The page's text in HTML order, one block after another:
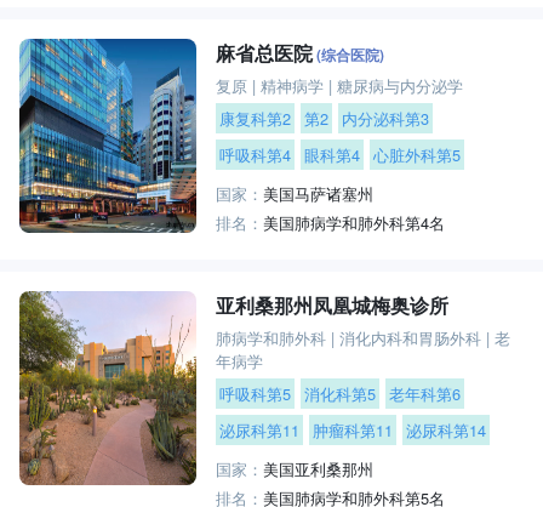
麻省总医院(综合医院)
复原 |精神病学 |糖尿病与内分泌学
康复科第2 第2
内分泌科第3
呼吸科第4 眼科第4 心脏外科第5
国家：美国马萨诸塞州
排名：美国肺病学和肺外科第4名
亚利桑那州凤凰城梅奥诊所
肺病学和肺外科 |消化内科和胃肠外科 |老
年病学
呼吸科第5 消化科第5 老年科第6
泌尿科第11
肿瘤科第11
泌尿科第14
国家：美国亚利桑那州
排名：美国肺病学和肺外科第5名